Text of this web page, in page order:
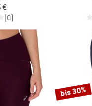
€
(0)
bis 30%